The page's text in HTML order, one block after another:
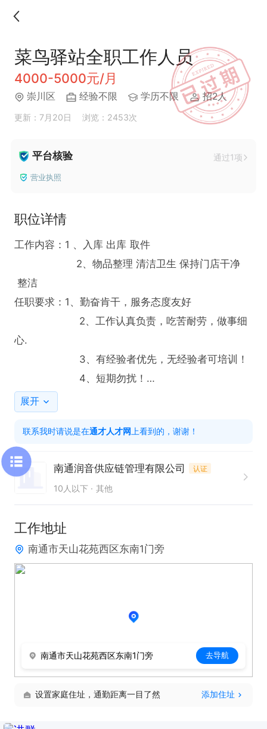
菜鸟驿站全职工作人员
4000-5000元/月
崇川区 经验不限 学历不限 招2人
更新：7月20日 浏览：2453次
平台核验 通过1项
营业执照
职位详情
工作内容：1 、入库 出库 取件
                    2、物品整理 清洁卫生 保持门店干净
整洁
任职要求：1、勤奋肯干，服务态度友好
                     2、工作认真负责，吃苦耐劳，做事细
心.
                     3、有经验者优先，无经验者可培训！
                     4、短期勿扰！
展开
联系我时请说是在通才人才网 上看到的，谢谢！
南通润音供应链管理有限公司 认证
10人以下 其他
工作地址
南通市天山花苑西区东南1门旁
南通市天山花苑西区东南1门旁 去导航
设置家庭住址，通勤距离一目了然 添加住址